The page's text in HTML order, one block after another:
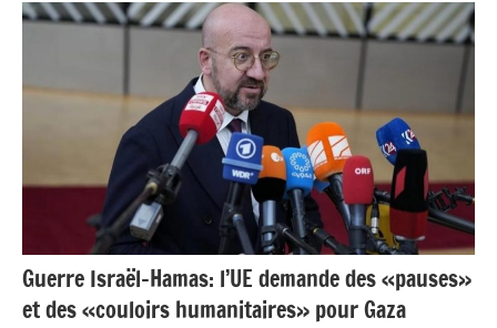
Guerre Israël-Hamas: l’UE demande des «pauses»
et des «couloirs humanitaires» pour Gaza